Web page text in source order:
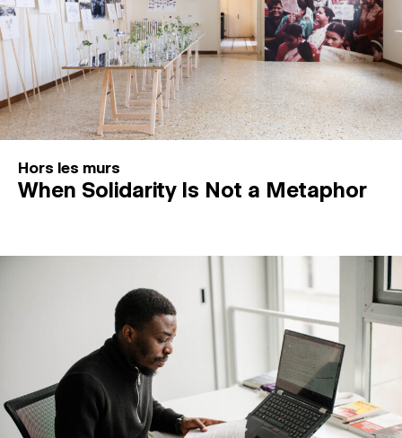
Hors les murs
When Solidarity Is Not a Metaphor